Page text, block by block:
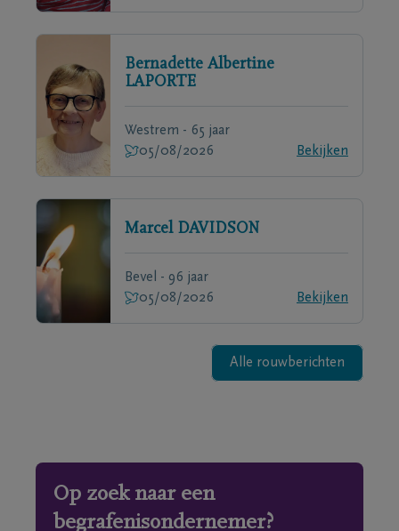
Bernadette Albertine
LAPORTE
Westrem - 65 jaar
05/08/2026
Bekijken
Marcel DAVIDSON
Bevel - 96 jaar
05/08/2026
Bekijken
Alle rouwberichten
Op zoek naar een
begrafenisondernemer?